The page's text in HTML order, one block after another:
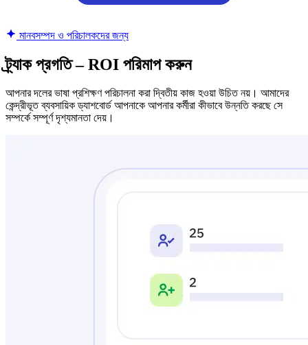
মানবসম্পদ ও পরিচালকদের জন্য
ট্র্যাক প্রগতি – ROI পরিমাপ করুন
আপনার দলের ভাষা প্রশিক্ষণ পরিচালনা করা দ্বিতীয় কাজ হওয়া উচিত নয়। আমাদের
কেন্দ্রীভূত ব্যবসায়িক ড্যাশবোর্ড আপনাকে আপনার কর্মীরা কীভাবে উন্নতি করছে সে
সম্পর্কে সম্পূর্ণ দৃশ্যমানতা দেয়।